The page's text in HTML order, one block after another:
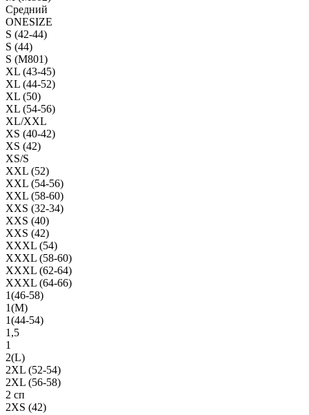
Средний
ONESIZE
S (42-44)
S (44)
S (M801)
XL (43-45)
XL (44-52)
XL (50)
XL (54-56)
XL/XXL
XS (40-42)
XS (42)
XS/S
XXL (52)
XXL (54-56)
XXL (58-60)
XXS (32-34)
XXS (40)
XXS (42)
XXXL (54)
XXXL (58-60)
XXXL (62-64)
XXXL (64-66)
1(46-58)
1(М)
1(44-54)
1,5
1
2(L)
2XL (52-54)
2XL (56-58)
2 сп
2XS (42)